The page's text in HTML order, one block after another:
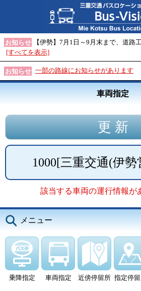
お知らせ
【伊勢】7月1日～9月末まで、道路
[すべてを表示]
お知らせ 一部の路線にお知らせがあります
車両指定
1000[三重交通(伊勢
該当する車両の運行情報が
メニュー
乗降指定 車両指定 近傍停留所 指定停